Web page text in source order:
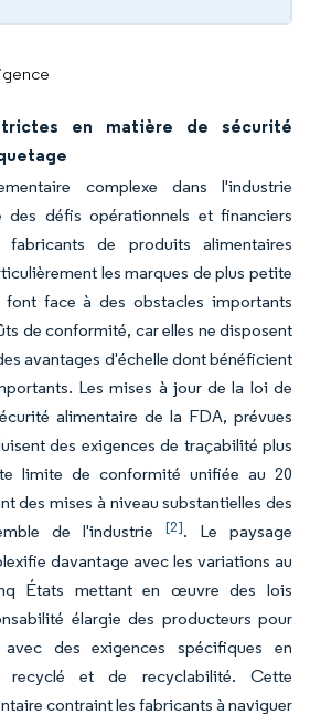
en matière de sécurité
complexe dans l'industrie
des défis opérationnels et financiers
de produits alimentaires
les marques de plus petite
font face à des obstacles importants
de conformité, car elles ne disposent
avantages d'échelle dont bénéficient
Les mises à jour de la loi de
alimentaire de la FDA, prévues
des exigences de traçabilité plus
limite de conformité unifiée au 20
des mises à niveau substantielles des
de l'industrie [2]. Le paysage
davantage avec les variations au
États mettant en œuvre des lois
élargie des producteurs pour
avec des exigences spécifiques en
recyclé et de recyclabilité. Cette
contraint les fabricants à naviguer